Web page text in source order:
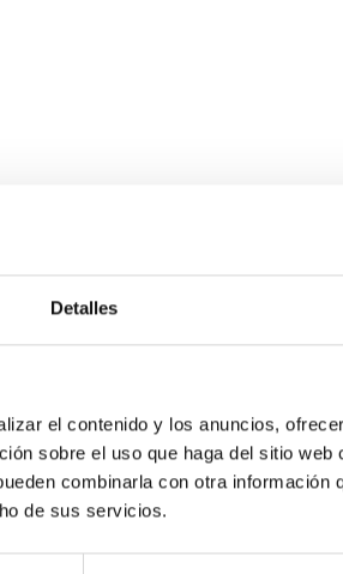
Detalles
el contenido y los anuncios,
sobre el uso que haga del sitio web
combinarla con otra información
de sus servicios.